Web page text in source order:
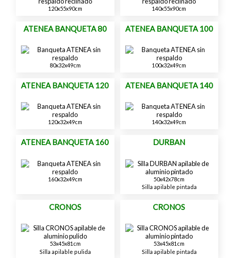
120x55x90cm 140x55x90cm
ATENEA BANQUETA 80
80x32x49cm
ATENEA BANQUETA 100
100x32x49cm
ATENEA BANQUETA 120
120x32x49cm
ATENEA BANQUETA 140
140x32x49cm
ATENEA BANQUETA 160
160x32x49cm
DURBAN
50x42x78cm
Silla apilable pintada
CRONOS
53x45x81cm
Silla apilable pulida
CRONOS
53x45x81cm
Silla apilable pintada